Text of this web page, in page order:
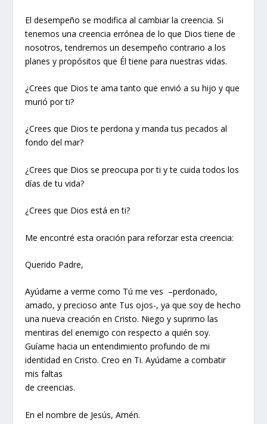
El desempeño se modifica al cambiar la creencia. Si
tenemos una creencia errónea de lo que Dios tiene de
nosotros, tendremos un desempeño contrario a los
planes y propósitos que Él tiene para nuestras vidas.
¿Crees que Dios te ama tanto que envió a su hijo y que
murió por ti?
¿Crees que Dios te perdona y manda tus pecados al
fondo del mar?
¿Crees que Dios se preocupa por ti y te cuida todos los
días de tu vida?
¿Crees que Dios está en ti?
Me encontré esta oración para reforzar esta creencia:
Querido Padre,
Ayúdame a verme como Tú me ves –perdonado,
amado, y precioso ante Tus ojos-, ya que soy de hecho
una nueva creación en Cristo. Niego y suprimo las
mentiras del enemigo con respecto a quién soy.
Guíame hacia un entendimiento profundo de mi
identidad en Cristo. Creo en Ti. Ayúdame a combatir
mis faltas
de creencias.
En el nombre de Jesús, Amén.